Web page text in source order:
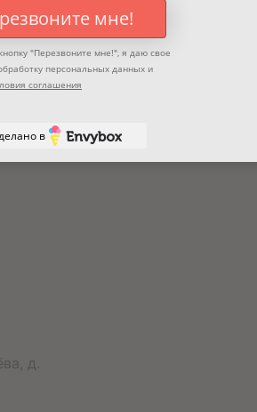
д.
мне!
"Перезвоните мне!", я даю свое
персональных данных и
соглашения
в